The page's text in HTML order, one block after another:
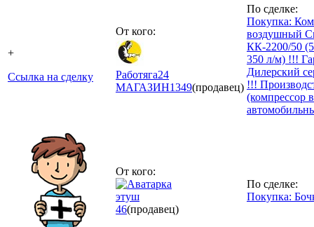
+
Ссылка на сделку
От кого:
Работяга24
МАГАЗИН1349(продавец)
По сделке:
Покупка:
воздушный
КК-2200/50
350 л/м) !!!
Дилерский
!!!
(компрессор
От кого:
этуш
46(продавец)
По сделке:
Покупка: